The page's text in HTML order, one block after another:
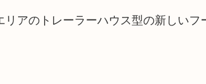
アのトレーラーハウス型の新しいフ